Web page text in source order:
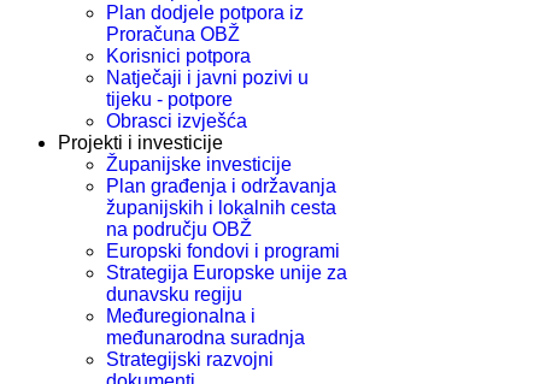
Plan dodjele potpora iz
Proračuna OBŽ
Korisnici potpora
Natječaji i javni pozivi u
tijeku - potpore
Obrasci izvješća
Projekti i investicije
Županijske investicije
Plan građenja i održavanja
županijskih i lokalnih cesta
na području OBŽ
Europski fondovi i programi
Strategija Europske unije za
dunavsku regiju
Međuregionalna i
međunarodna suradnja
Strategijski razvojni